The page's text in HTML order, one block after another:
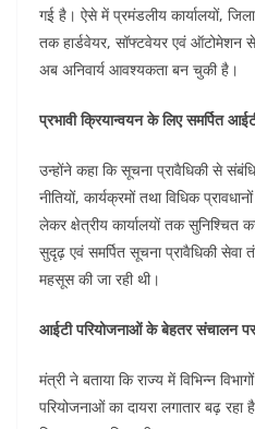
गई है। ऐसे में प्रमंडलीय कार्यालयों,
तक हार्डवेयर, सॉफ्टवेयर एवं ऑटोमेशन
अब अनिवार्य आवश्यकता बन चुकी है।
प्रभावी क्रियान्वयन के लिए समर्पित
उन्होंने कहा कि सूचना प्रावैधिकी से
नीतियों, कार्यक्रमों तथा विधिक
लेकर क्षेत्रीय कार्यालयों तक
सुदृढ़ एवं समर्पित सूचना प्रावैधिकी
महसूस की जा रही थी।
आईटी परियोजनाओं के बेहतर संचालन पर
मंत्री ने बताया कि राज्य में विभिन्न
परियोजनाओं का दायरा लगातार बढ़